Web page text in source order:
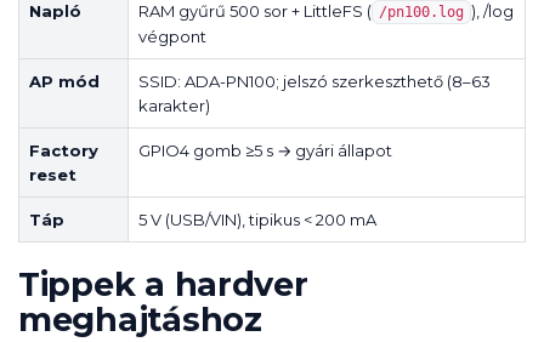
Napló RAM gyűrű 500 sor + LittleFS ( /pn100.log ), /log
végpont
AP mód
SSID: ADA-PN100; jelszó szerkeszthető (8–63
karakter)
Factory
reset
GPIO4 gomb ≥5 s → gyári állapot
Táp 5 V (USB/VIN), tipikus < 200 mA
Tippek a hardver
meghajtáshoz